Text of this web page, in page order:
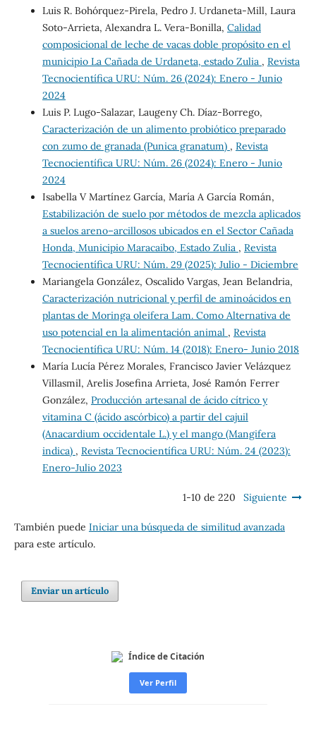
Luis R. Bohórquez-Pirela, Pedro J. Urdaneta-Mill, Laura
Soto-Arrieta, Alexandra L. Vera-Bonilla, Calidad
composicional de leche de vacas doble propósito en el
municipio La Cañada de Urdaneta, estado Zulia , Revista
Tecnocientífica URU: Núm. 26 (2024): Enero - Junio
2024
Luis P. Lugo-Salazar, Laugeny Ch. Díaz-Borrego,
Caracterización de un alimento probiótico preparado
con zumo de granada (Punica granatum) , Revista
Tecnocientífica URU: Núm. 26 (2024): Enero - Junio
2024
Isabella V Martínez García, María A García Román,
Estabilización de suelo por métodos de mezcla aplicados
a suelos areno–arcillosos ubicados en el Sector Cañada
Honda, Municipio Maracaibo, Estado Zulia , Revista
Tecnocientífica URU: Núm. 29 (2025): Julio - Diciembre
Mariangela González, Oscalido Vargas, Jean Belandria,
Caracterización nutricional y perfil de aminoácidos en
plantas de Moringa oleifera Lam. Como Alternativa de
uso potencial en la alimentación animal , Revista
Tecnocientífica URU: Núm. 14 (2018): Enero- Junio 2018
María Lucía Pérez Morales, Francisco Javier Velázquez
Villasmil, Arelis Josefina Arrieta, José Ramón Ferrer
González, Producción artesanal de ácido cítrico y
vitamina C (ácido ascórbico) a partir del cajuil
(Anacardium occidentale L.) y el mango (Mangifera
indica) , Revista Tecnocientífica URU: Núm. 24 (2023):
Enero-Julio 2023
1-10 de 220 Siguiente
También puede Iniciar una búsqueda de similitud avanzada
para este artículo.
Enviar un artículo
Índice de Citación
Ver Perfil